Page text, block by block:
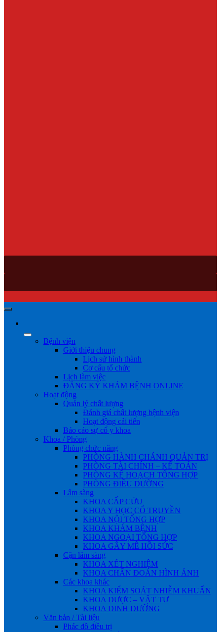
Bệnh viện
Giới thiệu chung
Lịch sử hình thành
Cơ cấu tổ chức
Lịch làm việc
ĐĂNG KÝ KHÁM BỆNH ONLINE
Hoạt động
Quản lý chất lượng
Đánh giá chất lượng bệnh viện
Hoạt động cải tiến
Báo cáo sự cố y khoa
Khoa / Phòng
Phòng chức năng
PHÒNG HÀNH CHÁNH QUẢN TRỊ
PHÒNG TÀI CHÍNH – KẾ TOÁN
PHÒNG KẾ HOẠCH TỔNG HỢP
PHÒNG ĐIỀU DƯỠNG
Lâm sàng
KHOA CẤP CỨU
KHOA Y HỌC CỔ TRUYỀN
KHOA NỘI TỔNG HỢP
KHOA KHÁM BỆNH
KHOA NGOẠI TỔNG HỢP
KHOA GÂY MÊ HỒI SỨC
Cận lâm sàng
KHOA XÉT NGHIỆM
KHOA CHẨN ĐOÁN HÌNH ẢNH
Các khoa khác
KHOA KIỂM SOÁT NHIỄM KHUẨN
KHOA DƯỢC – VẬT TƯ
KHOA DINH DƯỠNG
Văn bản / Tài liệu
Phác đồ điều trị